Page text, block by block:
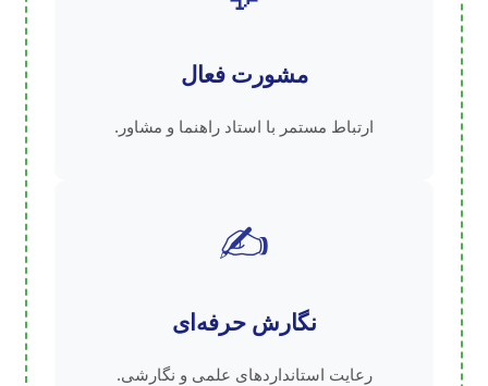
مشورت فعال
ارتباط مستمر با استاد راهنما و مشاور.
✍️
نگارش حرفه‌ای
رعایت استانداردهای علمی و نگارشی.